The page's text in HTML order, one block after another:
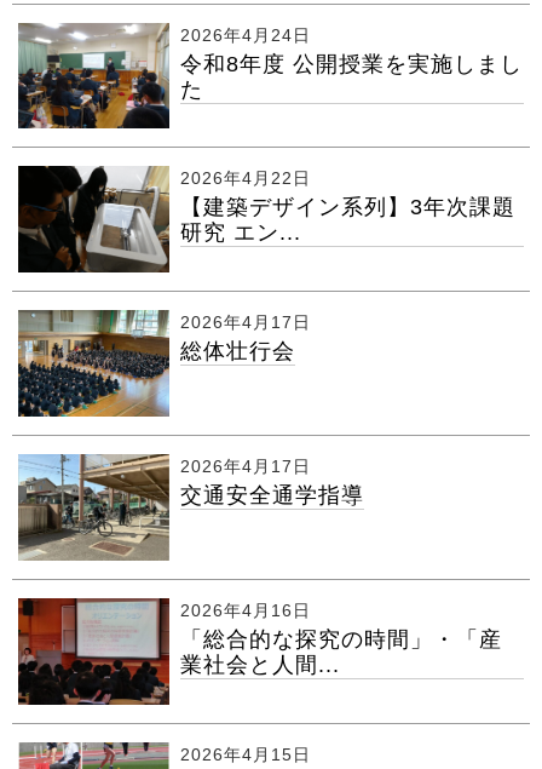
2026年4月24日
令和8年度 公開授業を実施しまし
た
2026年4月22日
【建築デザイン系列】3年次課題
研究 エン...
2026年4月17日
総体壮行会
2026年4月17日
交通安全通学指導
2026年4月16日
「総合的な探究の時間」・「産
業社会と人間...
2026年4月15日